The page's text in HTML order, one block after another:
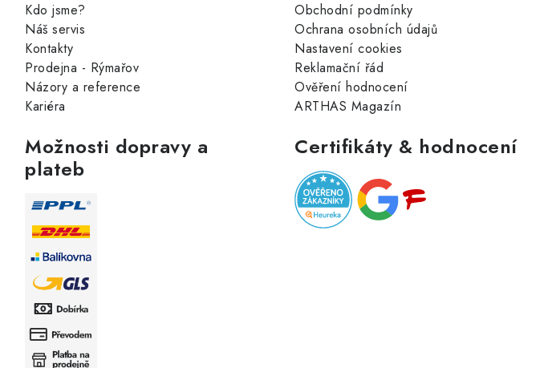
Kdo jsme?
Náš servis
Kontakty
Prodejna - Rýmařov
Názory a reference
Kariéra
Obchodní podmínky
Ochrana osobních údajů
Nastavení cookies
Reklamační řád
Ověření hodnocení
ARTHAS Magazín
Možnosti dopravy a
plateb
Certifikáty & hodnocení